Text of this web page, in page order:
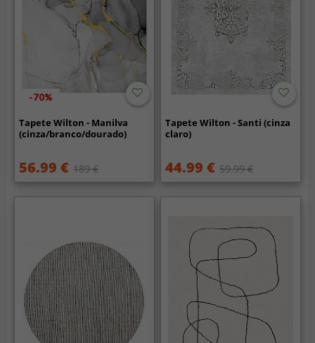
-70%
Tapete Wilton - Manilva
(cinza/branco/dourado)
56.99 € 189 €
Tapete Wilton - Santi (cinza
claro)
44.99 € 59.99 €